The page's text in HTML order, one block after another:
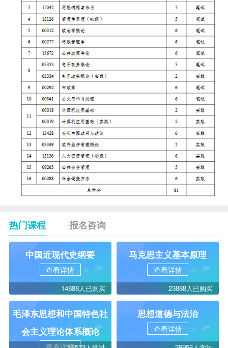
热门课程 报名咨询
中国近现代史纲要
查看详情
14888人已购买
马克思主义基本原理
查看详情
23888人已购买
毛泽东思想和中国特色社
会主义理论体系概论
思想道德与法治
查看详情